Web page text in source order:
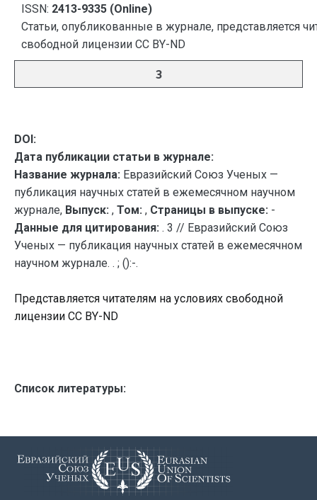
ISSN: 2413-9335 (Online)
Статьи, опубликованные в журнале, представляется
свободной лицензии CC BY-ND
3
DOI:
Дата публикации статьи в журнале:
Название журнала: Евразийский Союз Ученых —
публикация научных статей в ежемесячном научном
журнале, Выпуск: , Том: , Страницы в выпуске: -
Данные для цитирования: . 3 // Евразийский Союз
Ученых — публикация научных статей в ежемесячном
научном журнале. . ; ():-.
Представляется читателям на условиях свободной
лицензии CC BY-ND
Список литературы: